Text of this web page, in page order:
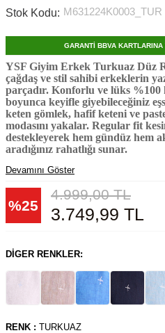
Stok Kodu: M631224K0003_TUR
GARANTİ BBVA
YSF Giyim Erkek Turkuaz Düz
çağdaş ve stil sahibi erkeklerin
parçadır. Konforlu ve lüks %100
boyunca keyifle giyebileceğiniz
keten gömlek, hafif keteni ve
modasını yakalar. Regular fit
destekleyerek hem gündüz hem
aradığınız rahatlığı sunar.
Devamını Göster
%25
4.999,00TL
3.749,99 TL
DIGER RENKLER:
RENK : TURKUAZ